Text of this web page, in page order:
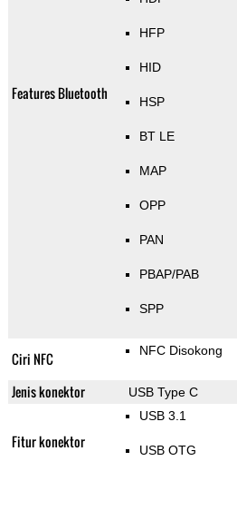
Features Bluetooth
HFP
HID
HSP
BT LE
MAP
OPP
PAN
PBAP/PAB
SPP
Ciri NFC NFC Disokong
Jenis konektor USB Type C
Fitur konektor
USB 3.1
USB OTG